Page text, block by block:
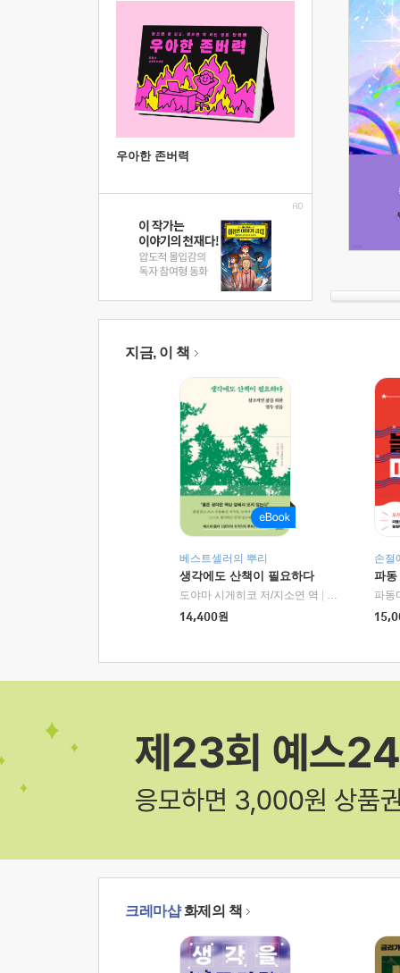
우아한 존버력
지금, 이 책
베스트셀러의 뿌리
생각에도 산책이 필요하다
도야마 시게히코 저/지소연 역
알에이치코리
14,400원
손절
파동
파동
크레마샵화제의 책